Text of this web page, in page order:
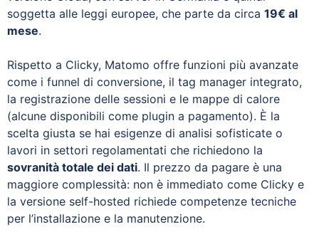
soggetta alle leggi europee, che parte da circa 19€ al
mese.
Rispetto a Clicky, Matomo offre funzioni più avanzate
come i funnel di conversione, il tag manager integrato,
la registrazione delle sessioni e le mappe di calore
(alcune disponibili come plugin a pagamento). È la
scelta giusta se hai esigenze di analisi sofisticate o
lavori in settori regolamentati che richiedono la
sovranità totale dei dati. Il prezzo da pagare è una
maggiore complessità: non è immediato come Clicky e
la versione self-hosted richiede competenze tecniche
per l’installazione e la manutenzione.